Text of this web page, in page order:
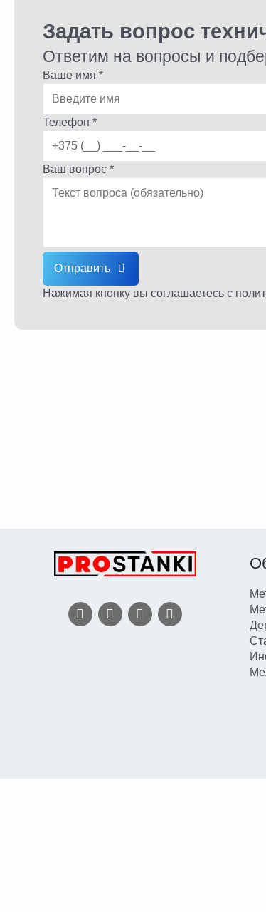
Задать вопрос
Ответим на вопросы и
Ваше имя *
Телефон *
Ваш вопрос *
Отправить
Нажимая кнопку вы соглашаетесь с